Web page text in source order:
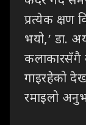
प्रत्येक क्षण
भयो,’ डा.
कलाकारसँगै
गाइरहेको
रमाइलो